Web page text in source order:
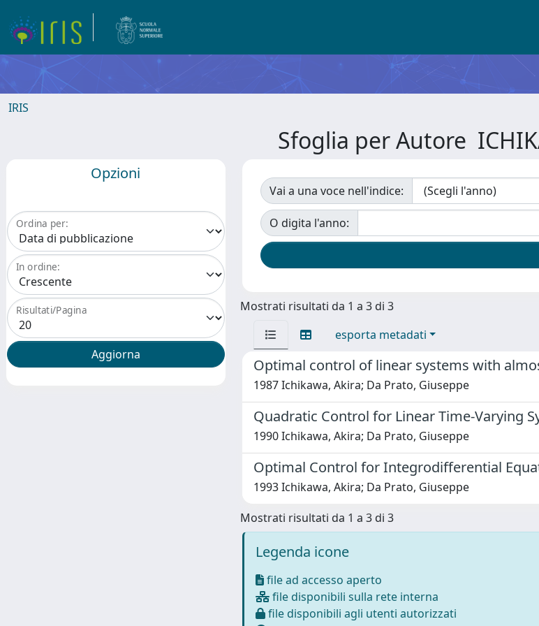
IRIS
Sfoglia per Autore
Opzioni
Ordina per:
In ordine:
Risultati/Pagina
Vai a una voce nell'indice:
O digita l'anno:
Mostrati risultati da 1 a 3 di 3
esporta metadati
Optimal control of linear systems with
1987 Ichikawa, Akira; Da Prato, Giuseppe
Quadratic Control for Linear Time-Varying
1990 Ichikawa, Akira; Da Prato, Giuseppe
Optimal Control for Integrodifferential
1993 Ichikawa, Akira; Da Prato, Giuseppe
Mostrati risultati da 1 a 3 di 3
Legenda icone
file ad accesso aperto
file disponibili sulla rete interna
file disponibili agli utenti autorizzati